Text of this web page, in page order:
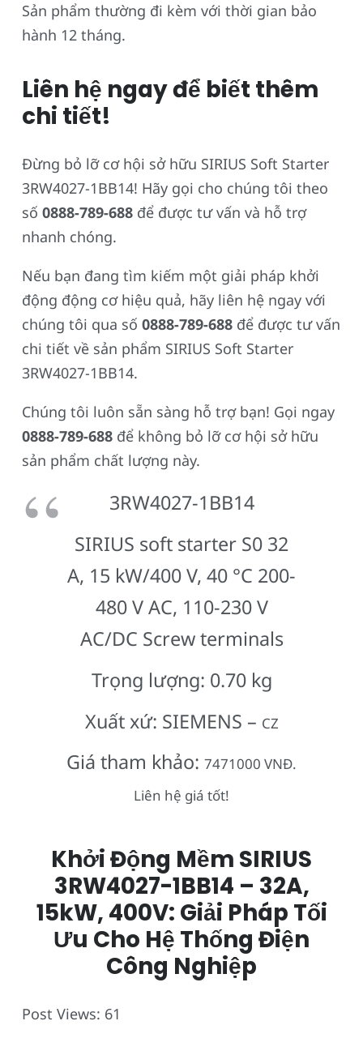
Sản phẩm thường đi kèm với thời gian bảo
hành 12 tháng.
Liên hệ ngay để biết thêm
chi tiết!
Đừng bỏ lỡ cơ hội sở hữu SIRIUS Soft Starter
3RW4027-1BB14! Hãy gọi cho chúng tôi theo
số 0888-789-688 để được tư vấn và hỗ trợ
nhanh chóng.
Nếu bạn đang tìm kiếm một giải pháp khởi
động động cơ hiệu quả, hãy liên hệ ngay với
chúng tôi qua số 0888-789-688 để được tư vấn
chi tiết về sản phẩm SIRIUS Soft Starter
3RW4027-1BB14.
Chúng tôi luôn sẵn sàng hỗ trợ bạn! Gọi ngay
0888-789-688 để không bỏ lỡ cơ hội sở hữu
sản phẩm chất lượng này.
3RW4027-1BB14
SIRIUS soft starter S0 32
A, 15 kW/400 V, 40 °C 200-
480 V AC, 110-230 V
AC/DC Screw terminals
Trọng lượng: 0.70 kg
Xuất xứ: SIEMENS – CZ
Giá tham khảo: 7471000 VNĐ.
Liên hệ giá tốt!
Khởi Động Mềm SIRIUS
3RW4027-1BB14 – 32A,
15kW, 400V: Giải Pháp Tối
Ưu Cho Hệ Thống Điện
Công Nghiệp
Post Views: 61